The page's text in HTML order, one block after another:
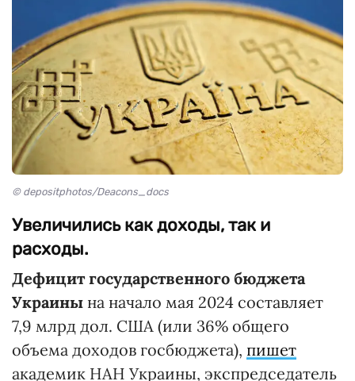
© depositphotos/Deacons_docs
Увеличились как доходы, так и
расходы.
Дефицит государственного бюджета
Украины на начало мая 2024 составляет
7,9 млрд дол. США (или 36% общего
объема доходов госбюджета), пишет
академик НАН Украины, экспредседатель